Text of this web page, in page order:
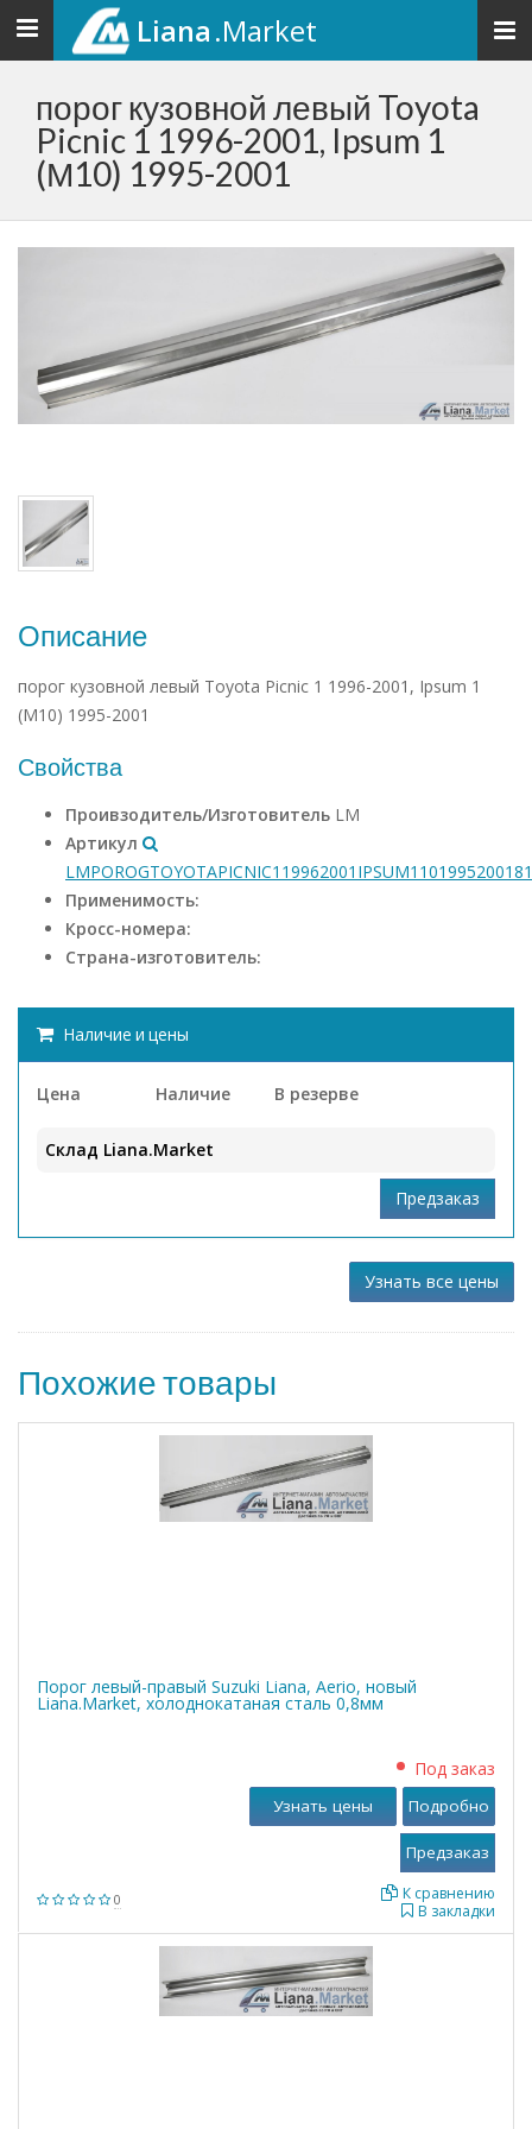
Toggle
navigation
Liana.Market
порог кузовной левый Toyota
Picnic 1 1996-2001, Ipsum 1
(М10) 1995-2001
Описание
порог кузовной левый Toyota Picnic 1 1996-2001, Ipsum 1
(М10) 1995-2001
Свойства
Проивзодитель/Изготовитель LM
Артикул
Применимость:
Кросс-номера:
Страна-изготовитель:
Наличие и цены
Цена Наличие В резерве
Склад Liana.Market
Узнать все цены
Похожие товары
Порог левый-правый Suzuki Liana, Aerio, новый
Liana.Market, холоднокатаная сталь 0,8мм
0
Под заказ
В закладки
К сравнению
Узнать цены Подробно